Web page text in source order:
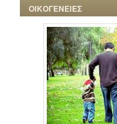
ΟΙΚΟΓΕΝΕΙΕΣ